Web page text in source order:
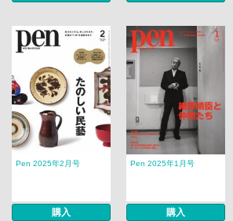
Pen 2025年2月号
購入
Pen 2025年1月号
購入